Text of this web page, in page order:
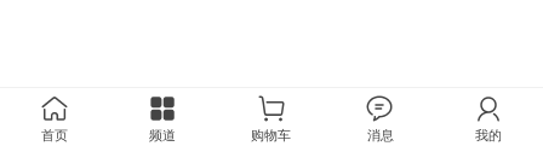
首页 频道 购物车 消息 我的